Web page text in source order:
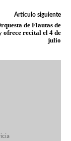
Artículo siguiente
de Flautas de
ofrece recital el 4 de
julio